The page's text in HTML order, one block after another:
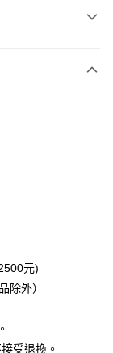
元)
除外）
受退換。